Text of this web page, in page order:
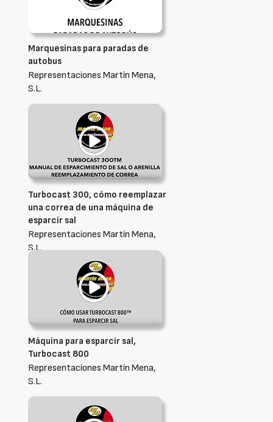
Marquesinas para paradas de
autobus
Representaciones Martín Mena,
S.L.
Turbocast 300, cómo reemplazar
una correa de una máquina de
esparcir sal
Representaciones Martín Mena,
S.L.
Máquina para esparcir sal,
Turbocast 800
Representaciones Martín Mena,
S.L.